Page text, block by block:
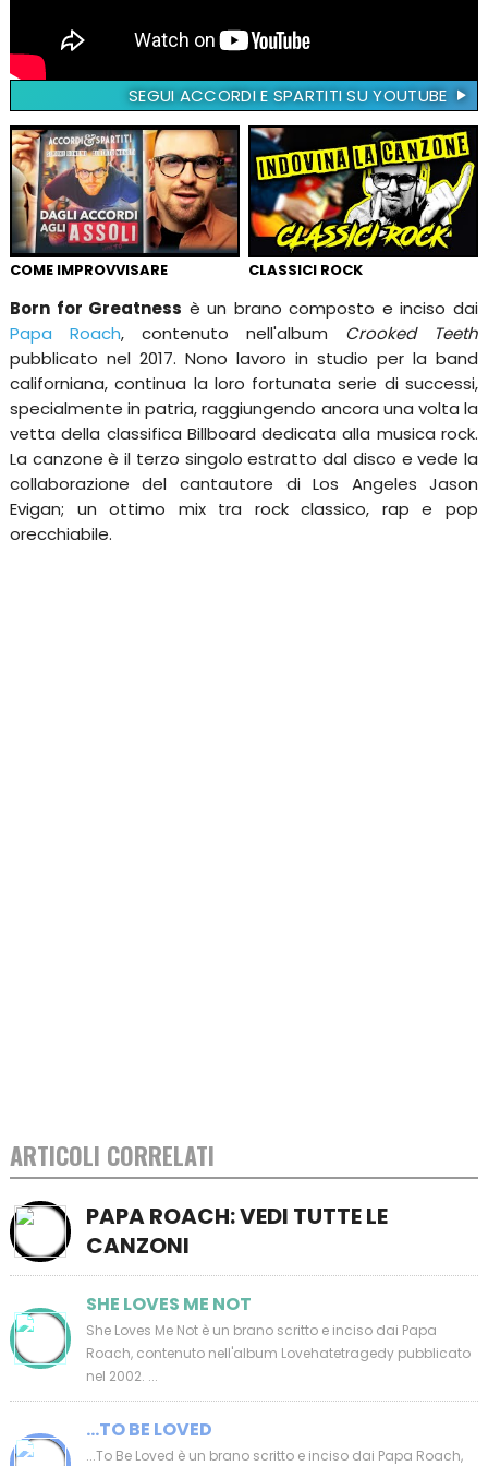
SEGUI ACCORDI E SPARTITI SU YOUTUBE
COME IMPROVVISARE CLASSICI ROCK
Born for Greatness è un brano composto e inciso dai
Papa Roach, contenuto nell'album Crooked Teeth
pubblicato nel 2017. Nono lavoro in studio per la band
californiana, continua la loro fortunata serie di successi,
specialmente in patria, raggiungendo ancora una volta la
vetta della classifica Billboard dedicata alla musica rock.
La canzone è il terzo singolo estratto dal disco e vede la
collaborazione del cantautore di Los Angeles Jason
Evigan; un ottimo mix tra rock classico, rap e pop
orecchiabile.
ARTICOLI CORRELATI
PAPA ROACH: VEDI TUTTE LE
CANZONI
SHE LOVES ME NOT
She Loves Me Not è un brano scritto e inciso dai Papa
Roach, contenuto nell'album Lovehatetragedy pubblicato
nel 2002. ...
...TO BE LOVED
...To Be Loved è un brano scritto e inciso dai Papa Roach,